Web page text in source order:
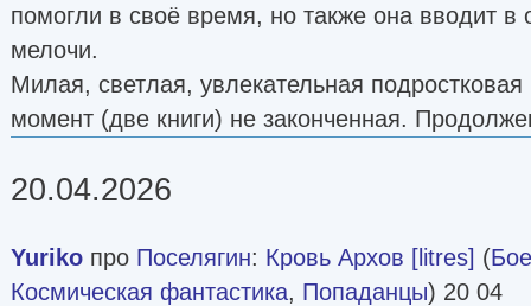
помогли в своё время, но также она вводит в
мелочи.
Милая, светлая, увлекательная
момент (две книги) не законченная.
20.04.2026
Yuriko про Поселягин: Кровь Архов [litres] (
Космическая фантастика, Попаданцы) 20 04